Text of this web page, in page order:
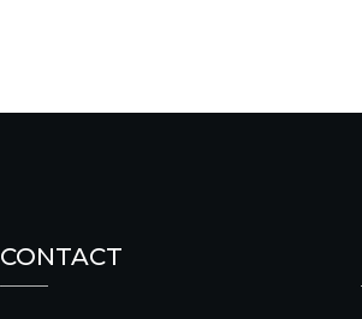
CONTACT